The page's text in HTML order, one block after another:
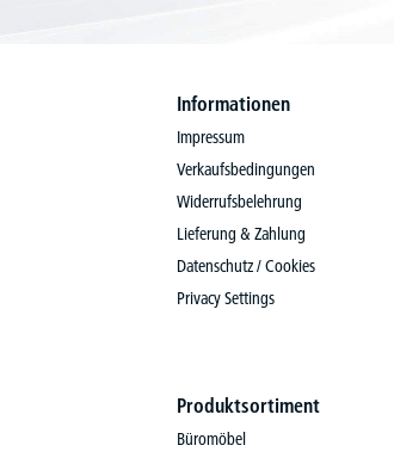
Informationen
Impressum
Verkaufsbedingungen
Widerrufsbelehrung
Lieferung & Zahlung
Datenschutz / Cookies
Privacy Settings
Produktsortiment
Büromöbel